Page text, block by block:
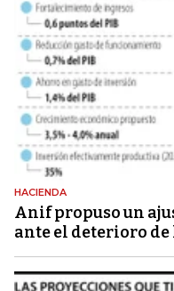
HACIENDA
Anif propuso un
ante el deterioro